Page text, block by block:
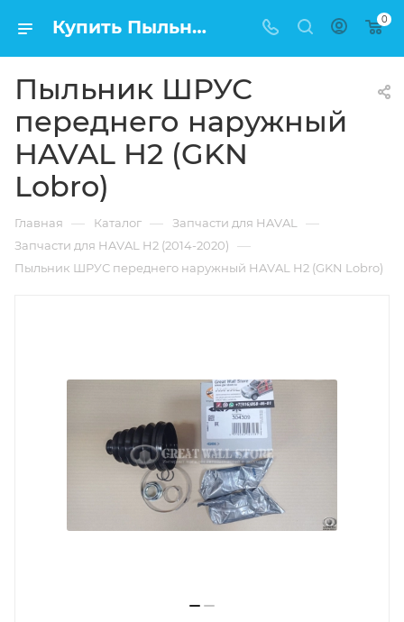
Купить Пыльник ШРУС переднего наружный HAVAL H2 (GKN Lobro) в Москве по низкой цене 0
Пыльник ШРУС
переднего наружный
HAVAL H2 (GKN
Lobro)
Главная — Каталог — Запчасти для HAVAL —
Запчасти для HAVAL H2 (2014-2020) —
Пыльник ШРУС переднего наружный HAVAL H2 (GKN Lobro)